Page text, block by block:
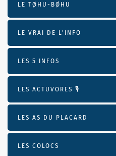
LE TØHU-BØHU
LE VRAI DE L’INFO
LES 5 INFOS
LES ACTUVORES 🎙
LES AS DU PLACARD
LES COLOCS